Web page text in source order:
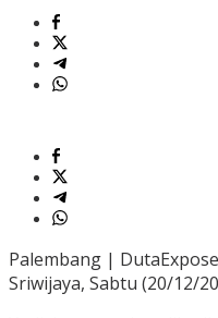
Palembang |
Sriwijaya, Sabtu (20/12/